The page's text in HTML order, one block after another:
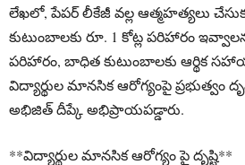
లేఖలో, పేపర్ లీకేజీ వల్ల ఆత్మహత్యలు
కుటుంబాలకు రూ. 1 కోట్ల పరిహారం
పరిహారం, బాధిత కుటుంబాలకు ఆర్థిక
విద్యార్థుల మానసిక ఆరోగ్యంపై ప్రభుత్వం
అభిజిత్ దీప్కే అభిప్రాయపడ్డారు.
**విద్యార్థుల మానసిక ఆరోగ్యం పై దృష్టి**